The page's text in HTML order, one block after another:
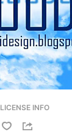
LICENSE INFO